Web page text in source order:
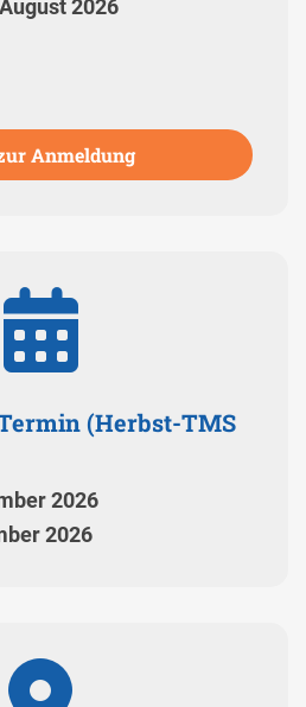
2026
Anmeldung
(Herbst-TMS
2026
2026